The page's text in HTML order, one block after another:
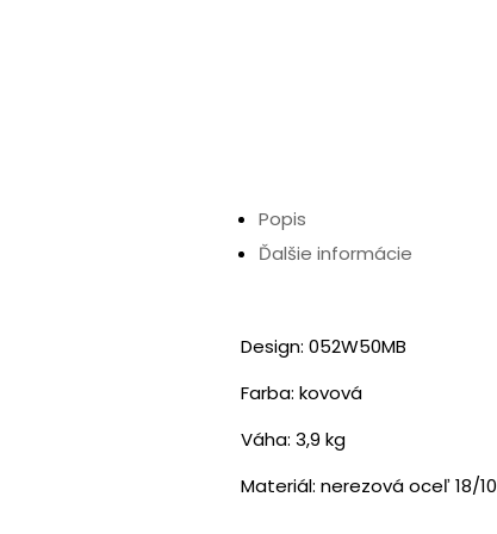
Popis
Ďalšie informácie
Design: 052W50MB
Farba: kovová
Váha: 3,9 kg
Materiál: nerezová oceľ 18/10